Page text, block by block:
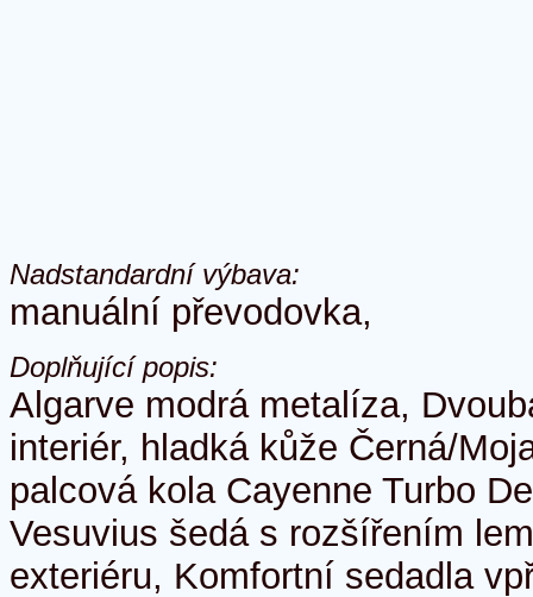
Nadstandardní výbava:
manuální převodovka,
Doplňující popis:
Algarve modrá metalíza,
interiér, hladká kůže Černá/
palcová kola Cayenne Turbo
Vesuvius šedá s rozšířením
exteriéru, Komfortní sedadla